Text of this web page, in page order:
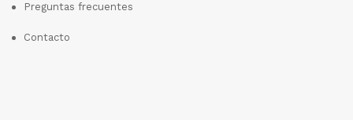
Preguntas frecuentes
Contacto